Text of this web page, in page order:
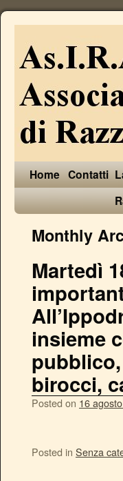
Home Contatti
Monthly
Martedì
insieme
birocci,
Posted on 16
Posted in Senza